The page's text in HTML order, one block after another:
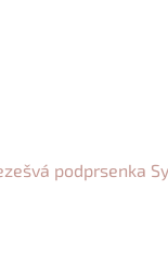
podprsenka